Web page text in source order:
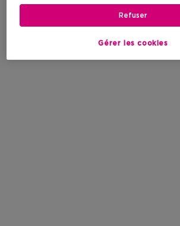
Gérer les cookies
Refuser